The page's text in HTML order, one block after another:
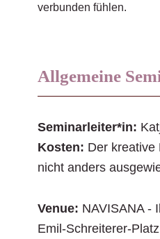
verbunden fühlen.
Allgemeine
Seminarleiter*in:
Kosten: Der kreative
nicht anders
Venue: NAVISANA -
Emil-Schreiterer-